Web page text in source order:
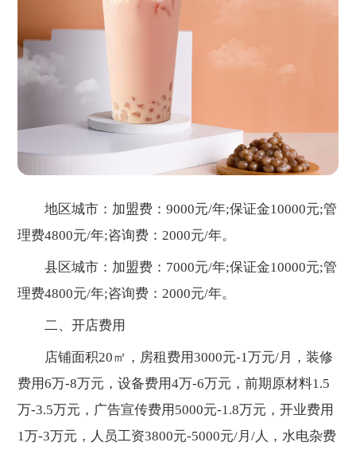
地区城市：加盟费：9000元/年;保证金10000元;管
理费4800元/年;咨询费：2000元/年。
县区城市：加盟费：7000元/年;保证金10000元;管
理费4800元/年;咨询费：2000元/年。
二、开店费用
店铺面积20㎡，房租费用3000元-1万元/月，装修
费用6万-8万元，设备费用4万-6万元，前期原材料1.5
万-3.5万元，广告宣传费用5000元-1.8万元，开业费用
1万-3万元，人员工资3800元-5000元/月/人，水电杂费